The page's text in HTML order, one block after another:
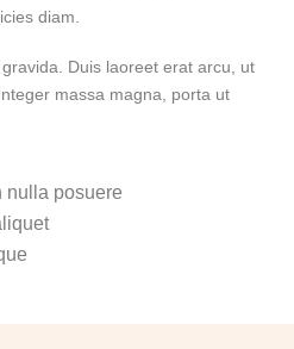
diam.
Duis laoreet erat arcu, ut
massa magna, porta ut
nulla posuere